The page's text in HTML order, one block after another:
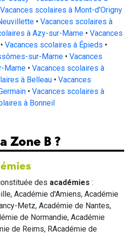
Vacances scolaires à Mont-d'Origny
• Vacances scolaires à
à Azy-sur-Marne • Vacances
• Vacances scolaires à Épieds •
sur-Marne • Vacances
Marne • Vacances scolaires à
à Belleau • Vacances
• Vacances scolaires à
à Bonneil
Zone B ?
des académies :
Académie d'Amiens, Académie
Metz, Académie de Nantes,
de Normandie, Académie
de Reims, RAcadémie de